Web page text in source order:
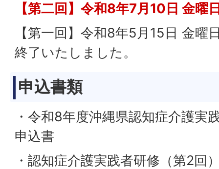
【第二回】令和8年7月10日 金
【第一回】令和8年5月15日 金
終了いたしました。
申込書類
・令和8年度沖縄県認知症介護実
申込書
・認知症介護実践者研修（第2回